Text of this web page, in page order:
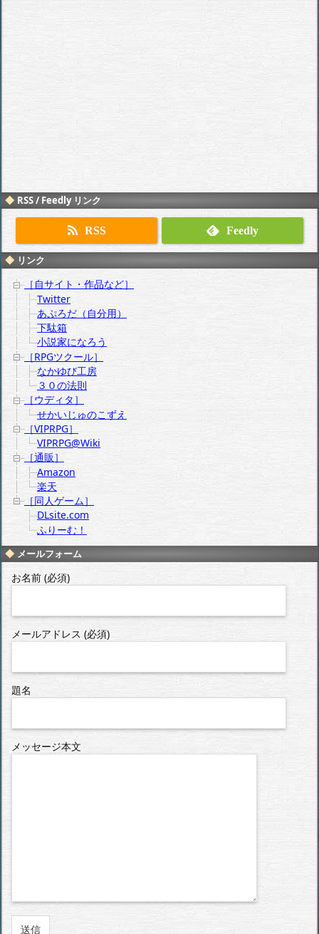
RSS / Feedly リンク
RSS Feedly
リンク
［自サイト・作品など］
Twitter
あぷろだ（自分用）
下駄箱
小説家になろう
［RPGツクール］
なかゆび工房
３０の法則
［ウディタ］
せかいじゅのこずえ
［VIPRPG］
VIPRPG@Wiki
［通販］
Amazon
楽天
［同人ゲーム］
DLsite.com
ふりーむ！
メールフォーム
お名前 (必須)
メールアドレス (必須)
題名
メッセージ本文